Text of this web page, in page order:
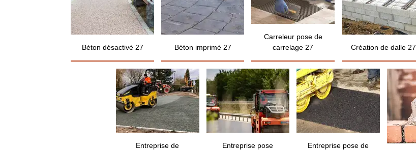
Béton désactivé 27 Béton imprimé 27
Carreleur pose de
carrelage 27
Création de dalle 27
Entreprise de
Entreprise pose
Entreprise pose de